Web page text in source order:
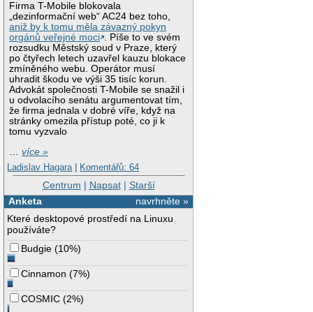
Firma T-Mobile blokovala
„dezinformační web“ AC24 bez toho,
aniž by k tomu měla závazný pokyn
orgánů veřejné moci . Píše to ve svém
rozsudku Městský soud v Praze, který
po čtyřech letech uzavřel kauzu blokace
zmíněného webu. Operátor musí
uhradit škodu ve výši 35 tisíc korun.
Advokát společnosti T-Mobile se snažil i
u odvolacího senátu argumentovat tím,
že firma jednala v dobré víře, když na
stránky omezila přístup poté, co ji k
tomu vyzvalo
…více »
Ladislav Hagara | Komentářů: 64
Centrum | Napsat| Starší
navrhněte »
Anketa
Které desktopové prostředí na Linuxu
používáte?
Budgie (10%)
Cinnamon (7%)
COSMIC (2%)